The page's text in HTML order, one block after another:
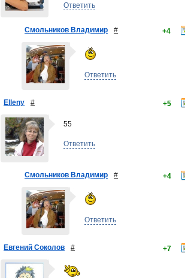
Ответить
Смольников Владимир # +4
Ответить
Elleny # +5
55
Ответить
Смольников Владимир # +4
Ответить
Евгений Соколов # +7